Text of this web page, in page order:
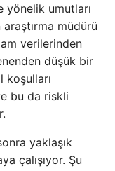
yönelik umutları
müdürü
verilerinden
düşük bir
koşulları
bu da riskli
yaklaşık
çalışıyor. Şu